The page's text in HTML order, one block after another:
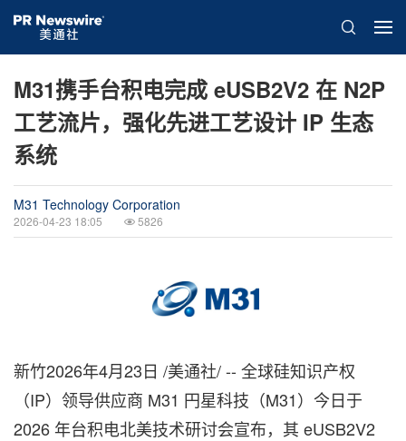
M31携手台积电完成 eUSB2V2 在 N2P
工艺流片，强化先进工艺设计 IP 生态
系统
M31 Technology Corporation
2026-04-23 18:05 5826
新竹2026年4月23日 /美通社/ -- 全球硅知识产权
（IP）领导供应商 M31 円星科技（M31）今日于
2026 年台积电北美技术研讨会宣布，其 eUSB2V2